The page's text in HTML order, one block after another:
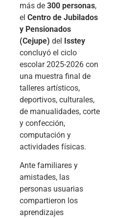
más de 300 personas,
el Centro de Jubilados
y Pensionados
(Cejupe) del Isstey
concluyó el ciclo
escolar 2025-2026 con
una muestra final de
talleres artísticos,
deportivos, culturales,
de manualidades, corte
y confección,
computación y
actividades físicas.
Ante familiares y
amistades, las
personas usuarias
compartieron los
aprendizajes